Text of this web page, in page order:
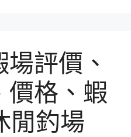
評價、
價格、蝦
閒釣場